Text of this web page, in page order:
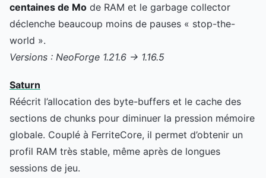
centaines de Mo de RAM et le garbage collector
déclenche beaucoup moins de pauses « stop-the-
world ».
Versions : NeoForge 1.21.6 → 1.16.5
Saturn
Réécrit l’allocation des byte-buffers et le cache des
sections de chunks pour diminuer la pression mémoire
globale. Couplé à FerriteCore, il permet d’obtenir un
profil RAM très stable, même après de longues
sessions de jeu.